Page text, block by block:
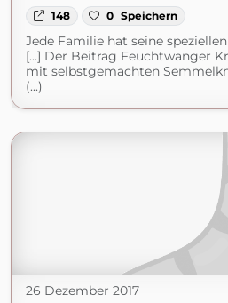
148 0 Speichern
Jede Familie hat seine
[...] Der Beitrag Feuchtwanger
mit selbstgemachten
(...)
26 Dezember 2017